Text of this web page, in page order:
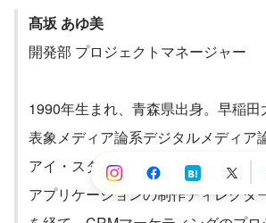
髙坂 あゆ美
開発部 プロジェクトマネージャー
1990年生まれ、青森県出身。早稲
表象メディア論系デジタルメディア
アイ・スタジオに入社し、大規模サ
アプリケーションの制作ディレクタ